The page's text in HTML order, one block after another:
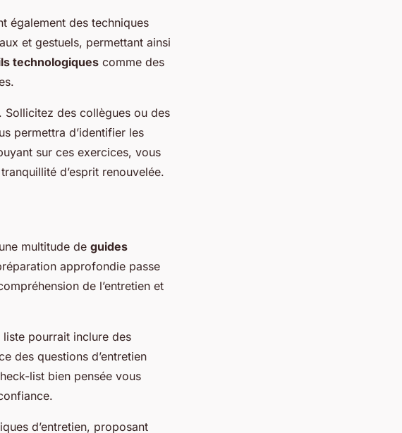
également des techniques
et gestuels, permettant ainsi
technologiques comme des
Sollicitez des collègues ou des
permettra d’identifier les
sur ces exercices, vous
d’esprit renouvelée.
multitude de guides
approfondie passe
de l’entretien et
liste pourrait inclure des
des questions d’entretien
list bien pensée vous
d’entretien, proposant